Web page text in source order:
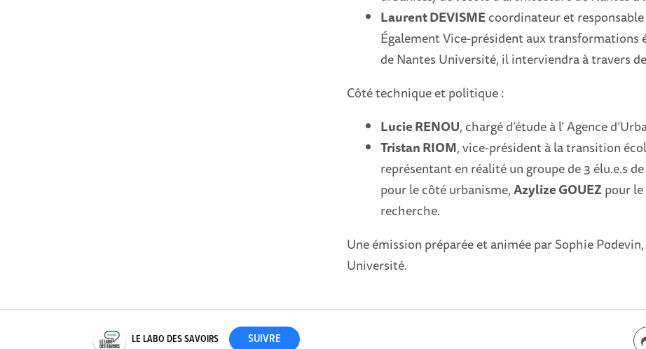
Laurent DEVISMEcoordinateur et
Également Vice-président aux
de Nantes Université, il interviendra à travers
Côté technique et politique :
Lucie RENOU, chargé d’étude à l’ Agence
Tristan RIOM, vice-président à la transition
représentant en réalité un groupe de 3 élu.e.s
pour le côté urbanisme,Azylize GOUEZpour
recherche.
Une émission préparée et animée par Sophie
Université.
LE LABO DES SAVOIRS